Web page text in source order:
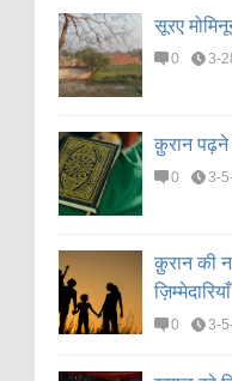
सूरए
0 3-
क़ुरान पढ़ने
0 3-
क़ुरान की
ज़िम्मेदारियाँ
0 3-